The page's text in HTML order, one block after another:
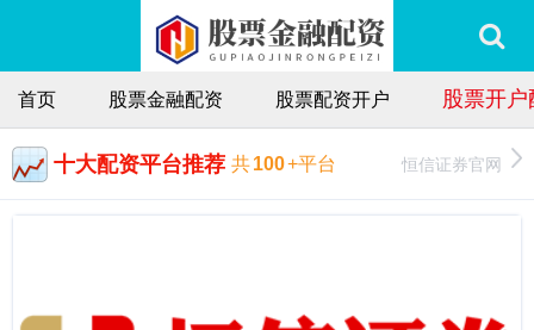
首页 股票金融配资 股票配资开户 股票开
十大配资平台推荐 共100+平台 恒信证券官网